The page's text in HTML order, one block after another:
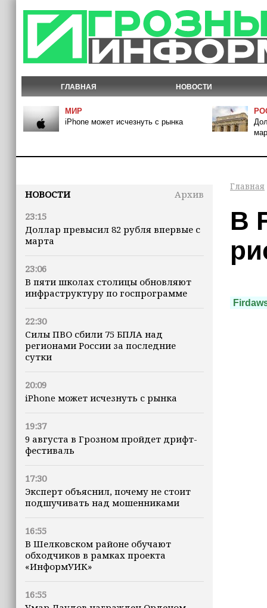
ГЛАВНАЯ НОВОСТИ
МИР
iPhone может исчезнуть с рынка
НОВОСТИ
Архив
23:15
Доллар превысил 82 рубля впервые с
марта
23:06
В пяти школах столицы обновляют
инфраструктуру по госпрограмме
22:30
Силы ПВО сбили 75 БПЛА над
регионами России за последние
сутки
20:09
iPhone может исчезнуть с рынка
19:37
9 августа в Грозном пройдет дрифт-
фестиваль
17:30
Эксперт объяснил, почему не стоит
подшучивать над мошенниками
16:55
В Шелковском районе обучают
обходчиков в рамках проекта
«ИнформУИК»
16:55
Главная
В